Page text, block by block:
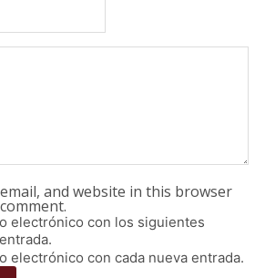
and website in this browser
electrónico con los siguientes
electrónico con cada nueva entrada.